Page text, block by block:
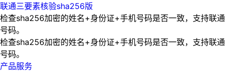
联通三要素核验sha256版
检查sha256加密的姓名+身份证+手机号码是否一致，支持联通
号码。
检查sha256加密的姓名+身份证+手机号码是否一致，支持联通
号码。
产品服务